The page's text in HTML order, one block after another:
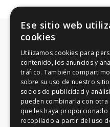
Empresa de
nacional en
registrada con
Ese sitio web
cookies
Utilizamos cookies para
contenido, los anuncios y
tráfico. También
sobre su uso de nuestro
socios de publicidad y
pueden combinarla con otra
que les haya proporcionado
recopilado a partir del uso